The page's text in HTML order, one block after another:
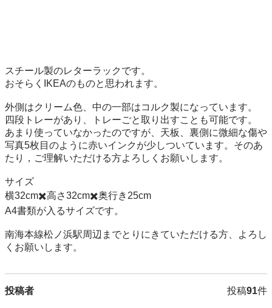
スチール製のレターラックです。
おそらくIKEAのものと思われます。
外側はクリーム色、中の一部はコルク製になっています。
四段トレーがあり、トレーごと取り出すことも可能です。
あまり使っていなかったのですが、天板、裏側に微細な傷や
写真5枚目のように赤いインクが少しついています。そのあ
たり，ご理解いただける方よろしくお願いします。
サイズ
横32cm✖️高さ32cm✖️奥行き25cm
A4書類が入るサイズです。
南海本線松ノ浜駅周辺までとりにきていただける方、よろし
くお願いします。
投稿者 投稿91件